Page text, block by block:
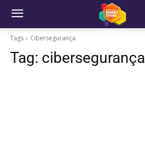
Tags Cibersegurança
Tag: cibersegurança